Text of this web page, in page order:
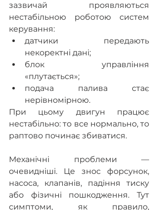
зазвичай проявляються
нестабільною роботою систем
керування:
датчики передають
некоректні дані;
блок управління
«плутається»;
подача палива стає
нерівномірною.
При цьому двигун працює
нестабільно: то все нормально, то
раптово починає збиватися.
Механічні проблеми —
очевидніші. Це знос форсунок,
насоса, клапанів, падіння тиску
або фізичні пошкодження. Тут
симптоми, як правило,